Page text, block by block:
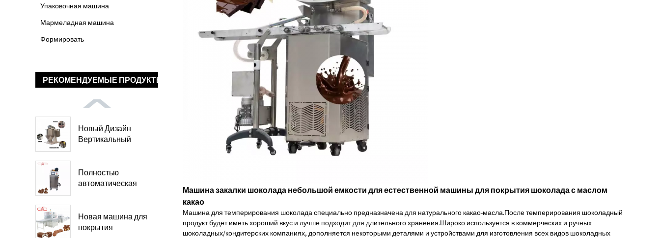
Упаковочная машина
Мармеладная машина
Формировать
РЕКОМЕНДУЕМЫЕ ПРОДУКТЫ
Новый Дизайн
Вертикальный
Полностью
автоматическая
Новая машина для
покрытия
Машина закалки шоколада небольшой емкости для естественной машины для покрытия шоколада с маслом
какао
Машина для темперирования шоколада специально предназначена для натурального какао-масла.После темперирования шоколадный
продукт будет иметь хороший вкус и лучше подходит для длительного хранения.Широко используется в коммерческих и ручных
шоколадных/кондитерских компаниях, дополняется некоторыми деталями и устройствами для изготовления всех видов шоколадных